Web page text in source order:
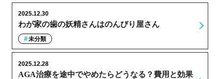
わが家の歯の妖精さんはのんびり屋さん
2025.12.30
未分類
AGA治療を途中でやめたらどうなる？費用と効果
2025.12.28